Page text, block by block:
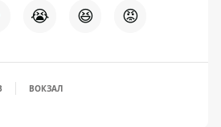
😭 😆 😡
ВОКЗАЛ